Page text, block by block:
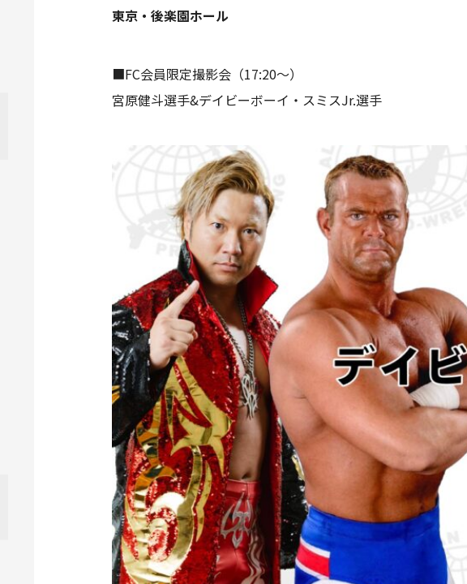
東京・後楽園ホール
■FC会員限定撮影会（17:20～）
宮原健斗選手&デイビーボーイ・スミスJr.選手